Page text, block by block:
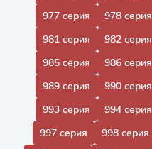
977 серия
978 серия
981 серия
982 серия
985 серия
986 серия
989 серия
990 серия
993 серия
994 серия
997 серия
998 серия